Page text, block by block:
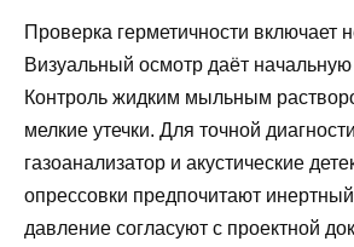
Проверка герметичности включает
Визуальный осмотр даёт
Контроль жидким мыльным
мелкие утечки. Для точной
газоанализатор и акустические
опрессовки предпочитают
давление согласуют с проектной